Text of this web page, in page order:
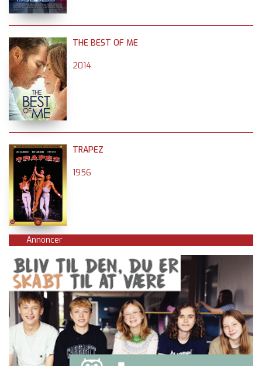
THE BEST OF ME
2014
TRAPEZ
1956
Annoncer